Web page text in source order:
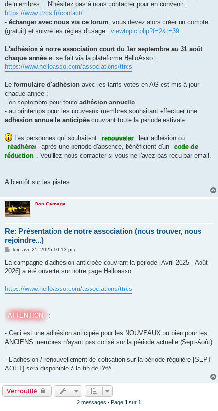
de membres... N'hésitez pas à nous contacter pour en convenir :
https://www.ttrcs.fr/contact/
- échanger avec nous via ce forum, vous devez alors créer un compte
(gratuit) et suivre les règles d'usage : viewtopic.php?f=2&t=39
L'adhésion à notre association court du 1er septembre au 31 août
chaque année et se fait via la plateforme HelloAsso :
https://www.helloasso.com/associations/ttrcs
Le formulaire d'adhésion avec les tarifs votés en AG est mis à jour
chaque année :
- en septembre pour toute adhésion annuelle
- au printemps pour les nouveaux membres souhaitant effectuer une
adhésion annuelle anticipée couvrant toute la période estivale
Les personnes qui souhaitent renouveler
leur adhésion ou
réadhérer
après une période d'absence, bénéficient d'un
code de
réduction . Veuillez nous contacter si vous ne l'avez pas reçu par email.
A bientôt sur les pistes
Don Carnage
Re: Présentation de notre association (nous trouver, nous
rejoindre...)
M
s
a
lun. avr. 21, 2025 10:13 pm
La campagne d'adhésion anticipée couvrant la période [Avril 2025 - Août
2026] a été ouverte sur notre page Helloasso
https://www.helloasso.com/associations/ttrcs
ATTENTION :
- Ceci est une adhésion anticipée pour les NOUVEAUX ou bien pour les
ANCIENS membres n'ayant pas cotisé sur la période actuelle (Sept-Août)
- L'adhésion / renouvellement de cotisation sur la période régulière [SEPT-
AOUT] sera disponible à la fin de l'été.
Verrouillé
2 messages • Page 1 sur 1